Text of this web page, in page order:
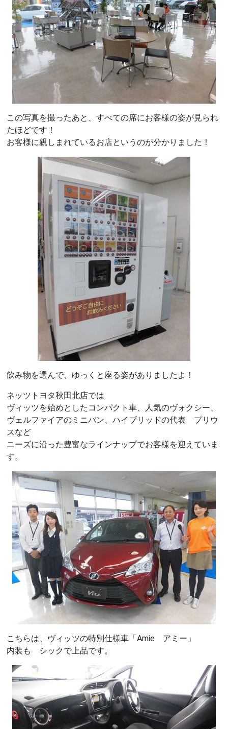
この写真を撮ったあと、すべての席にお客様の姿が見られ
たほどです！
お客様に親しまれているお店というのが分かりました！
飲み物を選んで、ゆっくと座る姿がありましたよ！
ネッツトヨタ秋田北店では
ヴィッツを始めとしたコンパクト車、人気のヴォクシー、
ヴェルファイアのミニバン、ハイブリッドの代表 プリウ
スなど
ニーズに沿った豊富なラインナップでお客様を迎えていま
す。
こちらは、ヴィッツの特別仕様車「Amie アミー」
内装も シックで上品です。